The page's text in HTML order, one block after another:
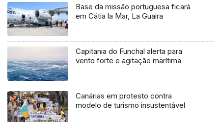
Base da missão portuguesa ficará
em Cátia la Mar, La Guaira
Capitania do Funchal alerta para
vento forte e agitação marítima
Canárias em protesto contra
modelo de turismo insustentável